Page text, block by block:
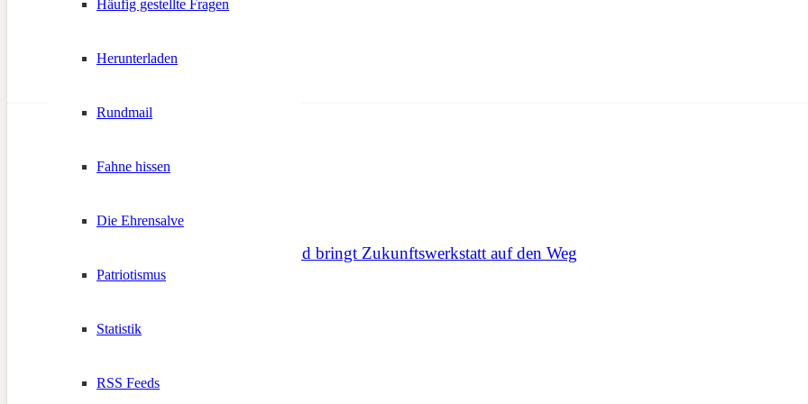
Häufig gestellte Fragen
Herunterladen
Rundmail
Fahne hissen
Die Ehrensalve
Patriotismus
Statistik
RSS Feeds
Südtiroler Schützenbund bringt Zukunftswerkstatt auf den Weg